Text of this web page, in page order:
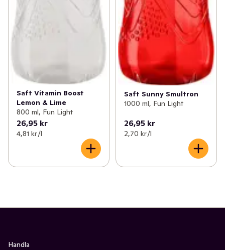
Saft Vitamin Boost
Lemon & Lime
800 ml, Fun Light
26,95 kr
4,81 kr /l
Saft Sunny Smultron
1000 ml, Fun Light
26,95 kr
2,70 kr /l
Handla